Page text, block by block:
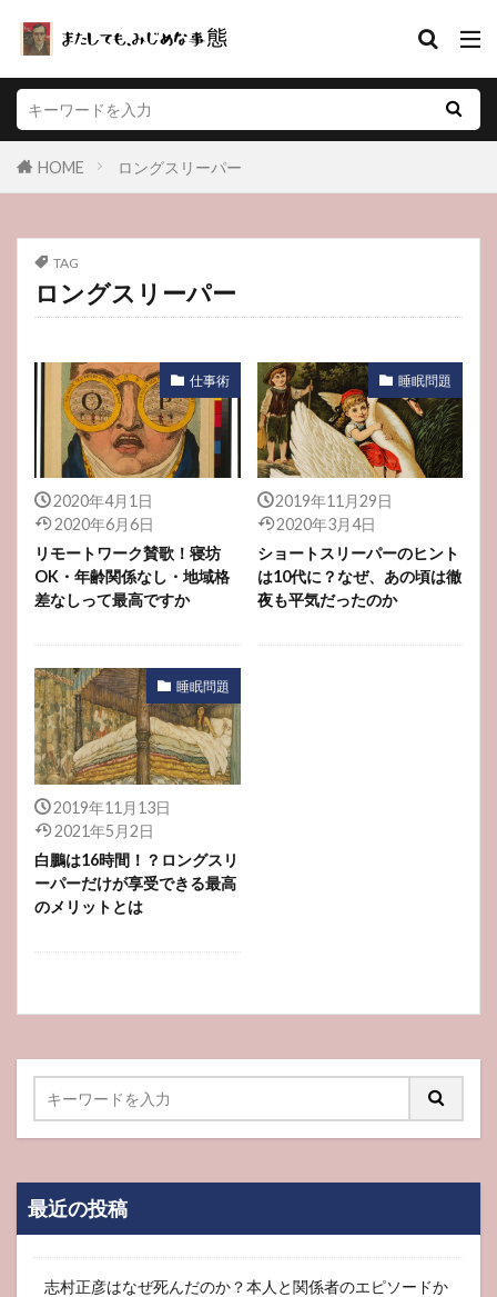
HOME ロングスリーパー
TAG
ロングスリーパー
仕事術
2020年4月1日
2020年6月6日
リモートワーク賛歌！寝坊
OK・年齢関係なし・地域格
差なしって最高ですか
睡眠問題
2019年11月29日
2020年3月4日
ショートスリーパーのヒント
は10代に？なぜ、あの頃は徹
夜も平気だったのか
睡眠問題
2019年11月13日
2021年5月2日
白鵬は16時間！？ロングスリ
ーパーだけが享受できる最高
のメリットとは
最近の投稿
志村正彦はなぜ死んだのか？本人と関係者のエピソードか
カテゴリー
タグ
睡眠薬
夜型
入浴剤
Fitbit
ロングスリーパー
リファラル採用、マスコミ
ライター
フリーランス
フジファブリック
テレワーク
おすすめサプリ
血圧が測れるスマートウオッチ
検索